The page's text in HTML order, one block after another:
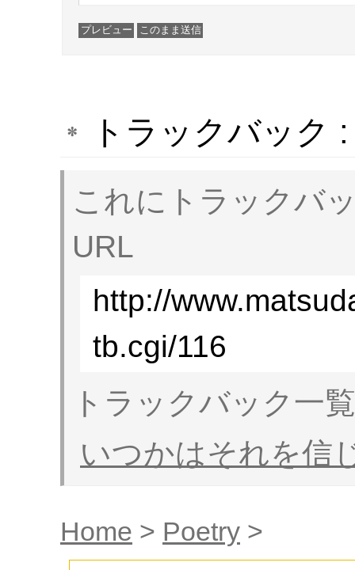
トラックバック
これにトラックバ
URL
http://
tb.cgi/116
トラックバック一覧
いつかはそれを信
Home > Poetry >